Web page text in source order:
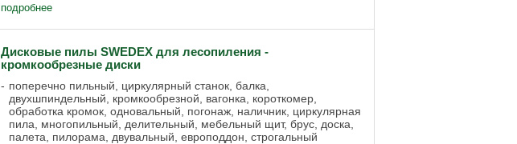
подробнее
Дисковые пилы SWEDEX для лесопиления -
кромкообрезные диски
поперечно пильный, циркулярный станок, балка,
двухшпиндельный, кромкообрезной, вагонка, короткомер,
обработка кромок, одновальный, погонаж, наличник, циркулярная
пила, многопильный, делительный, мебельный щит, брус, доска,
палета, пилорама, двувальный, европоддон, строгальный